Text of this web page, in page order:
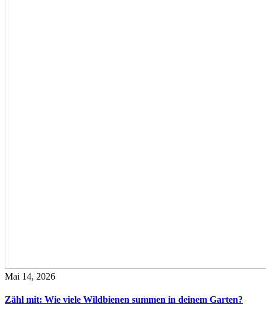
Mai 14, 2026
Zähl mit: Wie viele Wildbienen summen in deinem Garten?